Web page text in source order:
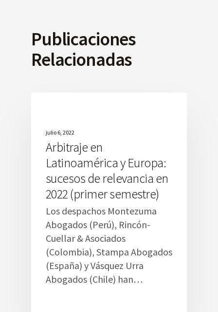
Publicaciones
Relacionadas
julio 6, 2022
Arbitraje en
Latinoamérica y Europa:
sucesos de relevancia en
2022 (primer semestre)
Los despachos Montezuma
Abogados (Perú), Rincón-
Cuellar & Asociados
(Colombia), Stampa Abogados
(España) y Vásquez Urra
Abogados (Chile) han…